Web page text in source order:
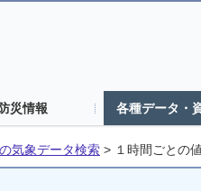
防災情報 各種データ・
気象データ検索 > １時間ごとの